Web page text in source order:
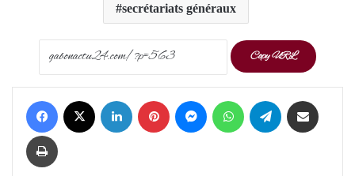
secrétariats généraux
Copy URL
Facebook LinkedIn Pinterest Messenger WhatsApp Telegram
Print